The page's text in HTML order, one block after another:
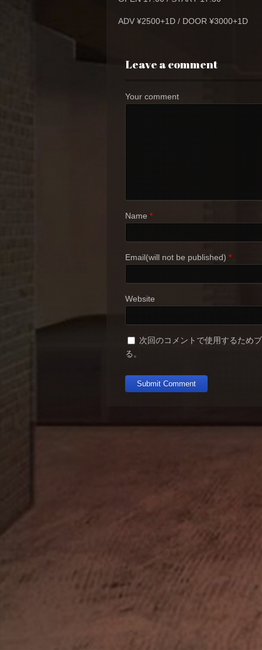
ADV ¥2500+1D / DOOR ¥3000+1D
Leave a comment
Your comment
Name *
Email(will not be published) *
Website
次回のコメントで使用するため
る。